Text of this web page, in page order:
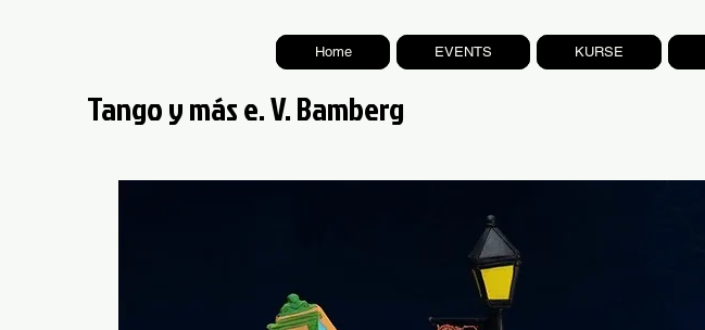
Home EVENTS KURSE
Tango y más e. V. Bamberg